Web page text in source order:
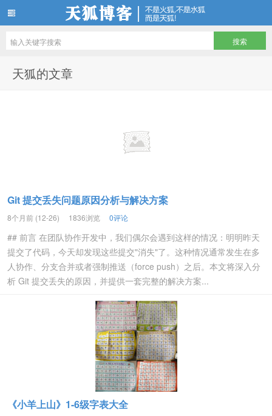
天狐的文章
Git 提交丢失问题原因分析与解决方案
8个月前 (12-26) 1836浏览 0评论
## 前言 在团队协作开发中，我们偶尔会遇到这样的情况：明明昨天
提交了代码，今天却发现这些提交"消失"了。这种情况通常发生在多
人协作、分支合并或者强制推送（force push）之后。本文将深入分
析 Git 提交丢失的原因，并提供一套完整的解决方案...
《小羊上山》1-6级字表大全